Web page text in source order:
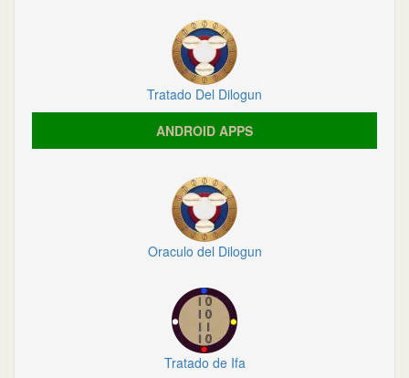
Tratado Del Dilogun
ANDROID APPS
Oraculo del Dilogun
Tratado de Ifa